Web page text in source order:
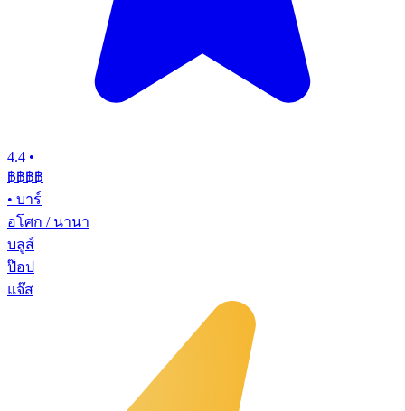
4.4 •
฿฿฿฿
• บาร์
อโศก / นานา
บลูส์
ป๊อป
แจ๊ส